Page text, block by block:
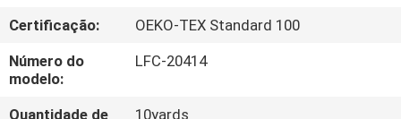
FÁBRICA
CONTROLE
DE
Certificação:
OEKO-TEX Standard 100
Número do
modelo:
LFC-20414
Quantidade de
10yards